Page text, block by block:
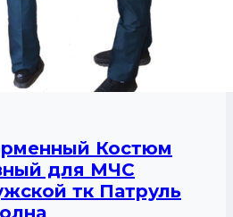
Костюм
для МЧС
тк Патруль